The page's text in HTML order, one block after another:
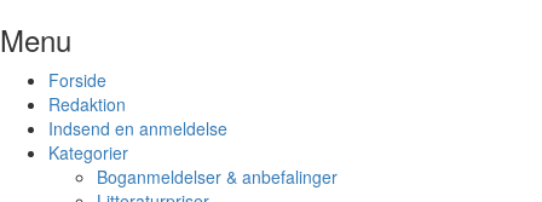
to
content
Menu
Forside
Redaktion
Indsend en anmeldelse
Kategorier
Boganmeldelser & anbefalinger